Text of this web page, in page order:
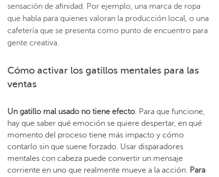
sensación de afinidad. Por ejemplo, una marca de ropa
que habla para quienes valoran la producción local, o una
cafetería que se presenta como punto de encuentro para
gente creativa.
Cómo activar los gatillos mentales para las
ventas
Un gatillo mal usado no tiene efecto. Para que funcione,
hay que saber qué emoción se quiere despertar, en qué
momento del proceso tiene más impacto y cómo
contarlo sin que suene forzado. Usar disparadores
mentales con cabeza puede convertir un mensaje
corriente en uno que realmente mueve a la acción. Para